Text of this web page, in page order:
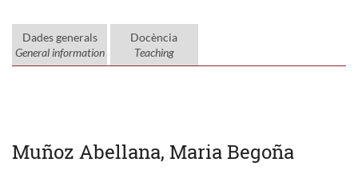
Dades generals
General information
Docència
Teaching
Muñoz Abellana, Maria Begoña